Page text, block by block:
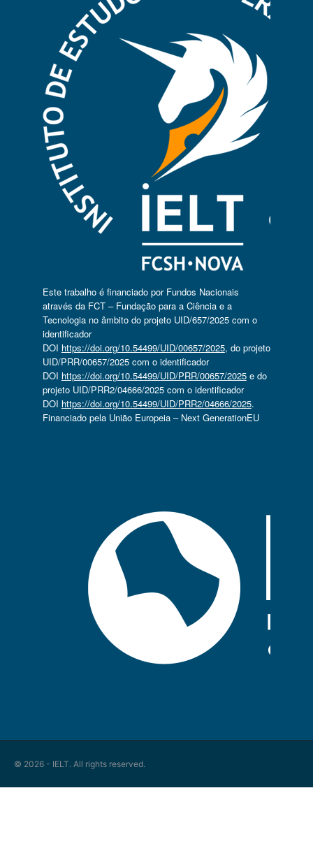
Este trabalho é financiado por Fundos Nacionais
através da FCT – Fundação para a Ciência e a
Tecnologia no âmbito do projeto UID/657/2025 com o
identificador
DOI https://doi.org/10.54499/UID/00657/2025, do projeto
UID/PRR/00657/2025 com o identificador
DOI https://doi.org/10.54499/UID/PRR/00657/2025e do
projeto UID/PRR2/04666/2025 com o identificador
DOI https://doi.org/10.54499/UID/PRR2/04666/2025.
Financiado pela União Europeia – Next GenerationEU
© 2026 - IELT. All rights reserved.